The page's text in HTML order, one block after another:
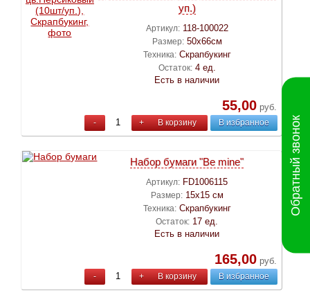
уп.)
Артикул: 118-100022
Размер: 50х66см
Техника: Скрапбукинг
Остаток: 4 ед.
Есть в наличии
55,00руб.
- + В корзину В избранное
Набор бумаги "Be mine"
Артикул: FD1006115
Размер: 15х15 см
Техника: Скрапбукинг
Остаток: 17 ед.
Есть в наличии
165,00руб.
- + В корзину В избранное
Обратный звонок